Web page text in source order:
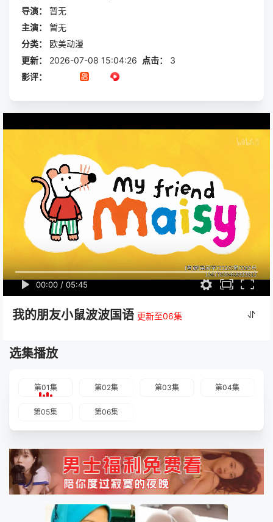
导演：
暂无
主演：
暂无
分类：
欧美动漫
更新：
2026-07-08 15:04:26 点击：
3
影评：
00:00 / 05:45
我的朋友小鼠波波国语 更新至06集
选集播放
第01集 第02集 第03集 第04集
第05集 第06集